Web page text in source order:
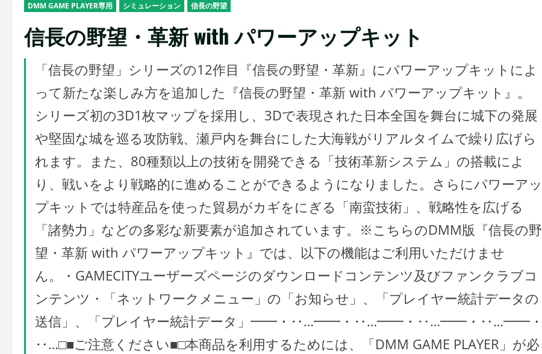
DMM GAME PLAYER専用 シミュレーション 信長の野望
信長の野望・革新 with パワーアップキット
「信長の野望」シリーズの12作目『信長の野望・革新』にパワーアップキットによ
って新たな楽しみ方を追加した『信長の野望・革新 with パワーアップキット』。
シリーズ初の3D1枚マップを採用し、3Dで表現された日本全国を舞台に城下の発展
や堅固な城を巡る攻防戦、瀬戸内を舞台にした大海戦がリアルタイムで繰り広げら
れます。また、80種類以上の技術を開発できる「技術革新システム」の搭載によ
り、戦いをより戦略的に進めることができるようになりました。さらにパワーアッ
プキットでは特産品を使った貿易がカギをにぎる「南蛮技術」、戦略性を広げる
「諸勢力」などの多彩な新要素が追加されています。※こちらのDMM版『信長の野
望・革新 with パワーアップキット』では、以下の機能はご利用いただけませ
ん。・GAMECITYユーザーズページのダウンロードコンテンツ及びファンクラブコ
ンテンツ・「ネットワークメニュー」の「お知らせ」、「プレイヤー統計データの
送信」、「プレイヤー統計データ」━━・‥…━━・‥…━━・‥…━━・‥…━━・
‥…□■ご注意ください■□本商品を利用するためには、「DMM GAME PLAYER」が必